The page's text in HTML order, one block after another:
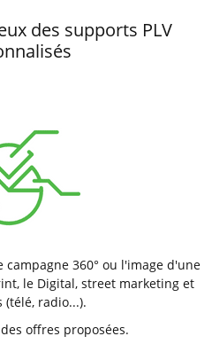
des supports PLV
campagne 360° ou l'image d'une
le Digital, street marketing et
radio...).
offres proposées.